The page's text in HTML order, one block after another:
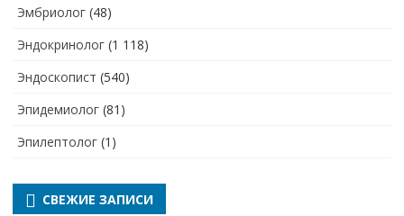
Эмбриолог (48)
Эндокринолог (1 118)
Эндоскопист (540)
Эпидемиолог (81)
Эпилептолог (1)
СВЕЖИЕ ЗАПИСИ